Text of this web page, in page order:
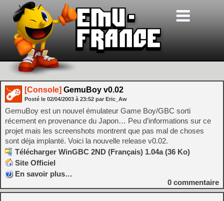
[Console] GemuBoy v0.02
Posté le 02/04/2003 à 23:52 par Eric_Aw
GemuBoy est un nouvel émulateur Game Boy/GBC sorti
récement en provenance du Japon… Peu d’informations sur ce
projet mais les screenshots montrent que pas mal de choses
sont déja implanté. Voici la nouvelle release v0.02.
Télécharger WinGBC 2ND (Français) 1.04a (36 Ko)
Site Officiel
En savoir plus…
0 commentaire